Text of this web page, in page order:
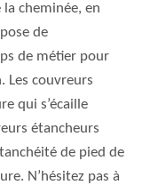
cheminée, en
de
de métier pour
Les couvreurs
qui s’écaille
étancheurs
de pied de
N’hésitez pas à